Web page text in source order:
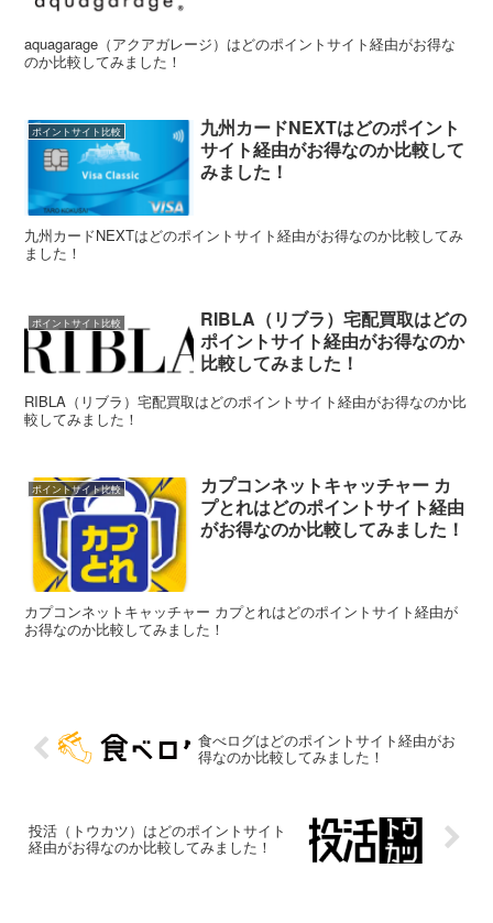
aquagarage（アクアガレージ）はどのポイントサイト経由がお得な
のか比較してみました！
ポイントサイト比較
九州カードNEXTはどのポイント
サイト経由がお得なのか比較して
みました！
九州カードNEXTはどのポイントサイト経由がお得なのか比較してみ
ました！
ポイントサイト比較
RIBLA（リブラ）宅配買取はどの
ポイントサイト経由がお得なのか
比較してみました！
RIBLA（リブラ）宅配買取はどのポイントサイト経由がお得なのか比
較してみました！
ポイントサイト比較
カプコンネットキャッチャー カ
プとれはどのポイントサイト経由
がお得なのか比較してみました！
カプコンネットキャッチャー カプとれはどのポイントサイト経由が
お得なのか比較してみました！
食べログはどのポイントサイト経由がお
得なのか比較してみました！
投活（トウカツ）はどのポイントサイト
経由がお得なのか比較してみました！